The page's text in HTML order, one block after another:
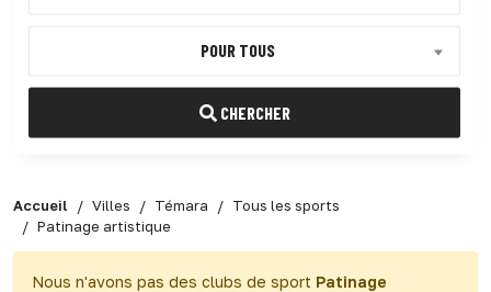
POUR TOUS
CHERCHER
Accueil Villes Témara
Tous les sports
Patinage artistique
Nous n'avons pas des clubs de sport Patinage